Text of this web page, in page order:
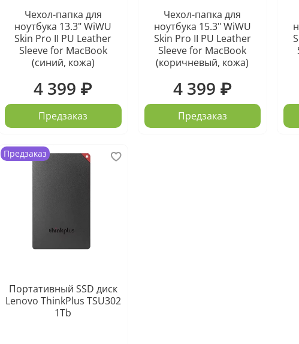
Чехол-папка для
ноутбука 13.3" WiWU
Skin Pro II PU Leather
Sleeve for MacBook
(синий, кожа)
4 399 ₽
Предзаказ
Чехол-папка для
ноутбука 15.3" WiWU
Skin Pro II PU Leather
Sleeve for MacBook
(коричневый, кожа)
4 399 ₽
Предзаказ
Предзаказ
Портативный SSD диск
Lenovo ThinkPlus TSU302
1Tb